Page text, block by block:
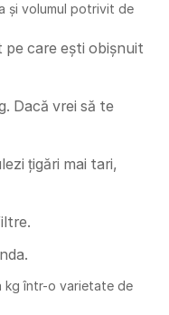
și volumul potrivit de
pe care ești obișnuit
Dacă vrei să te
țigări mai tari,
kg într-o varietate de